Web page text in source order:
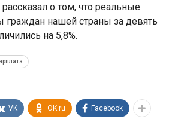
о том, что реальные
нашей страны за девять
на 5,8%.
VK OK.ru Facebook